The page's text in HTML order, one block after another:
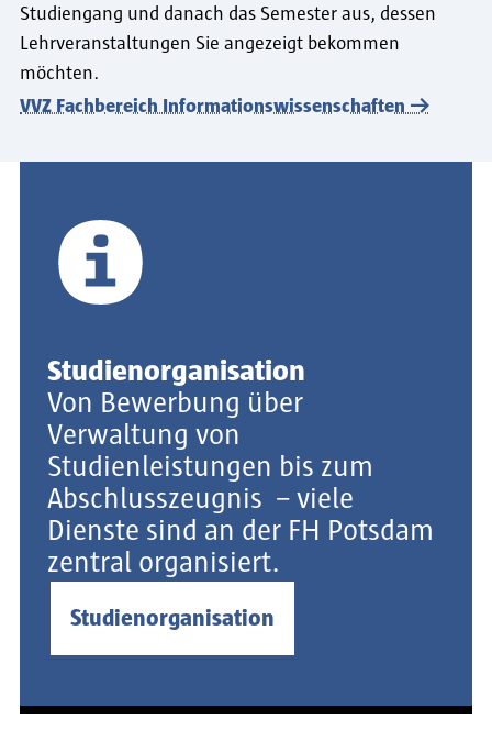
Studiengang und danach das Semester aus, dessen
Lehrveranstaltungen Sie angezeigt bekommen
möchten.
VVZ Fachbereich Informationswissenschaften
Studienorganisation
Von Bewerbung über
Verwaltung von
Studienleistungen bis zum
Abschlusszeugnis – viele
Dienste sind an der FH Potsdam
zentral organisiert.
Studienorganisation